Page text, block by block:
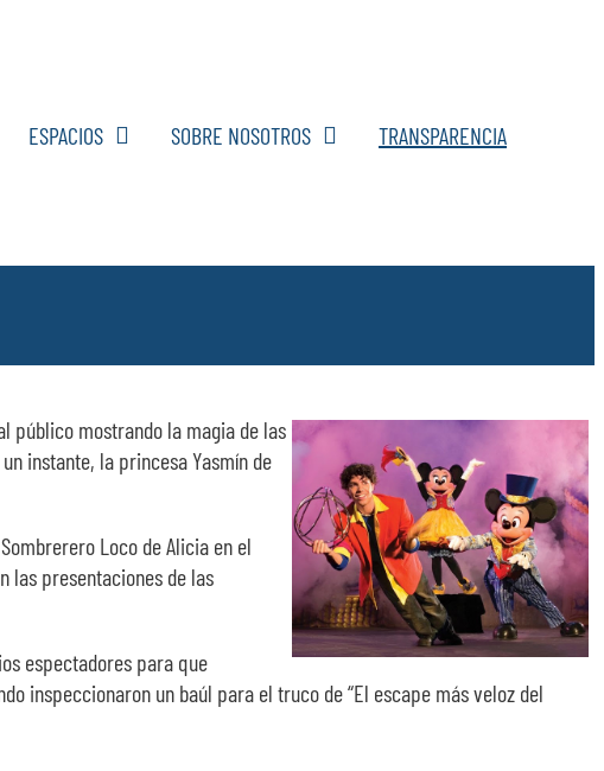
ESPACIOS SOBRE NOSOTROS TRANSPARENCIA
público mostrando la magia de las
instante, la princesa Yasmín de
Loco de Alicia en el
las presentaciones de las
espectadores para que
inspeccionaron un baúl para el truco de “El escape más veloz del